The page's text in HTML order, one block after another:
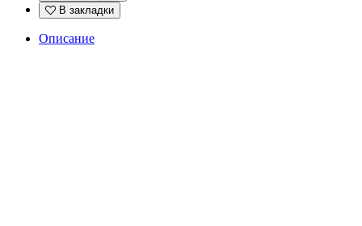
В закладки
Описание